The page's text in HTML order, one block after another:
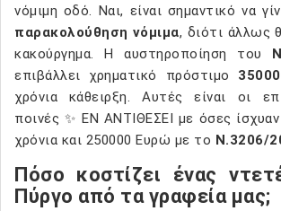
νόμιμη οδό. Ναι, είναι σημαντικό να
παρακολούθηση νόμιμα, διότι άλλως
κακούργημα. Η αυστηροποίηση του
επιβάλλει χρηματικό πρόστιμο
χρόνια κάθειρξη. Αυτές είναι οι
ποινές ✨ ΕΝ ΑΝΤΙΘΕΣΕΙ με όσες
χρόνια και 250000 Ευρώ με το Ν.3206/
Πόσο κοστίζει ένας
Πύργο από τα γραφεία μας;